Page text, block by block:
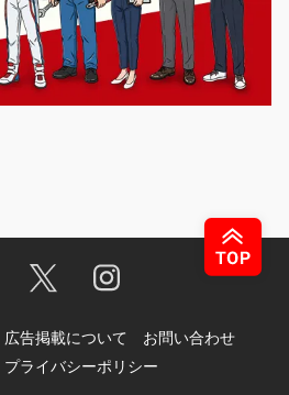
広告掲載について
お問い合わせ
プライバシーポリシー